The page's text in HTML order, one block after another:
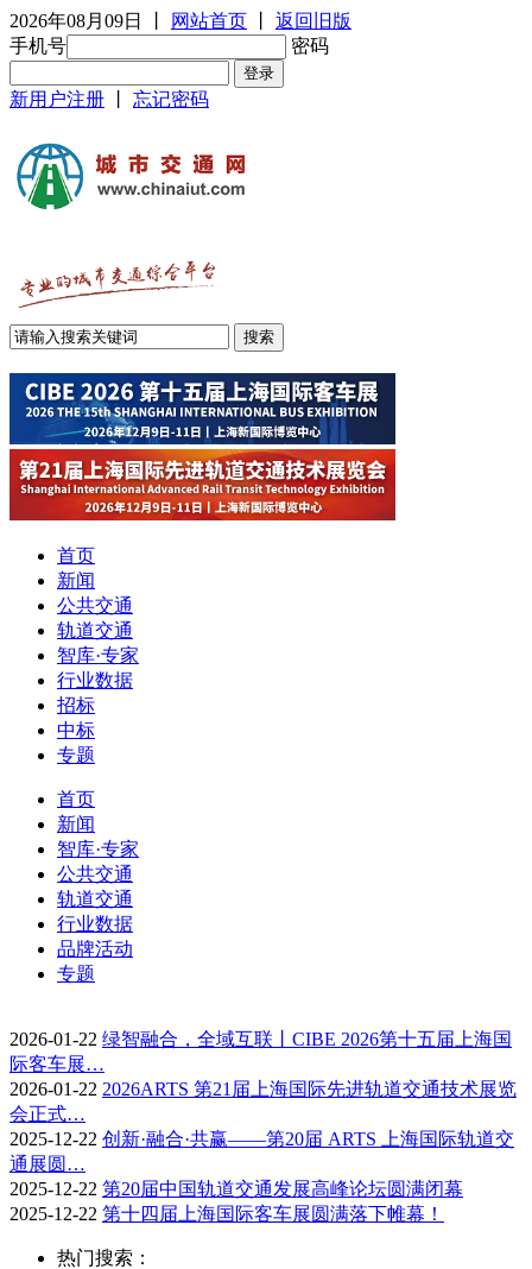
2026年08月09日 网站首页
返回旧版
手机号
密码
新用户注册 忘记密码
首页
新闻
公共交通
轨道交通
智库·专家
行业数据
招标
中标
专题
首页
新闻
智库·专家
公共交通
轨道交通
行业数据
品牌活动
专题
2026-01-22 绿智融合，全域互联丨CIBE 2026第十五届上海国
际客车展…
2026-01-22 2026ARTS 第21届上海国际先进轨道交通技术展览
会正式…
2025-12-22 创新·融合·共赢——第20届 ARTS 上海国际轨道交
通展圆…
2025-12-22 第20届中国轨道交通发展高峰论坛圆满闭幕
2025-12-22 第十四届上海国际客车展圆满落下帷幕！
热门搜索：